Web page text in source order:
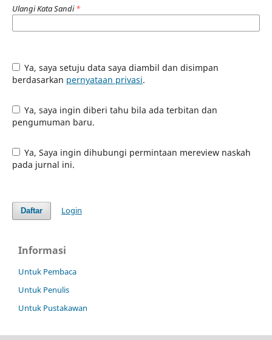
Ulangi Kata Sandi*
Ya, saya setuju data saya diambil dan disimpan
berdasarkan pernyataan privasi.
Ya, saya ingin diberi tahu bila ada terbitan dan
pengumuman baru.
Ya, Saya ingin dihubungi permintaan mereview naskah
pada jurnal ini.
Daftar Login
Informasi
Untuk Pembaca
Untuk Penulis
Untuk Pustakawan